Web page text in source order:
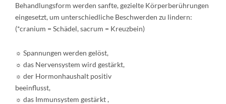
Behandlungsform werden sanfte, gezielte Körperberührungen
eingesetzt, um unterschiedliche Beschwerden zu lindern:
(*cranium = Schädel, sacrum = Kreuzbein)
☼ Spannungen werden gelöst,
☼ das Nervensystem wird gestärkt,
☼ der Hormonhaushalt positiv
beeinflusst,
☼ das Immunsystem gestärkt ,